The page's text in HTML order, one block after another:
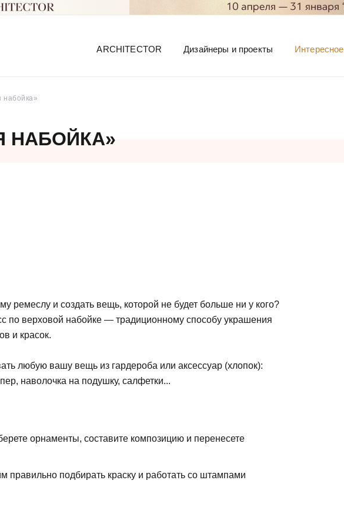
ARCHITECTOR Дизайнеры и проекты Интересное
набойка»
НАБОЙКА»
ремеслу и создать вещь, которой не будет больше ни у кого?
по верховой набойке — традиционному способу украшения
и красок.
любую вашу вещь из гардероба или аксессуар (хлопок):
наволочка на подушку, салфетки...
орнаменты, составите композицию и перенесете
правильно подбирать краску и работать со штампами